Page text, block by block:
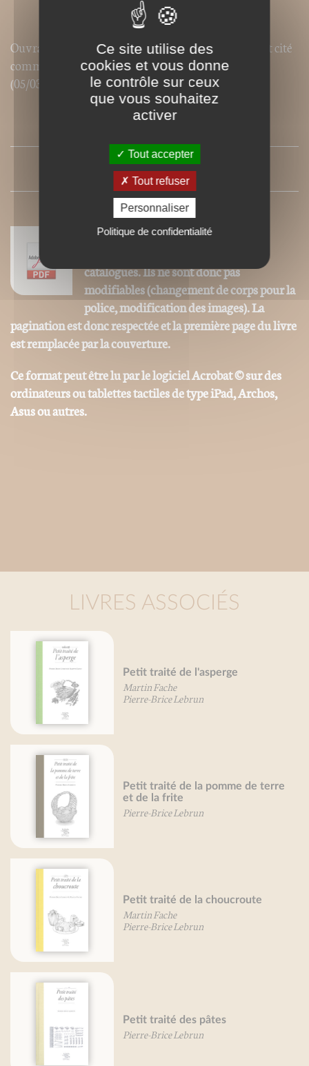
Ouvrage recommandé par Libération(01/09/2011) et cité
comme référence dans le Journal du dimanche
(05/03/2017)
PRESSE
Nos ebooks sont des versions PDF
catalogues. Ils ne sont donc pas
modifiables (changement de corps pour la
police, modification des images). La
pagination est donc respectée et la première page du livre
est remplacée par la couverture.
Ce format peut être lu par le logiciel Acrobat © sur des
ordinateurs ou tablettes tactiles de type iPad, Archos,
Asus ou autres.
LIVRES ASSOCIÉS
Petit traité de l'asperge
Martin Fache
Pierre-Brice Lebrun
Petit traité de la pomme de terre
et de la frite
Pierre-Brice Lebrun
Petit traité de la choucroute
Martin Fache
Pierre-Brice Lebrun
Petit traité des pâtes
Pierre-Brice Lebrun
Ce site utilise des
cookies et vous donne
le contrôle sur ceux
que vous souhaitez
activer
Tout accepter
Tout refuser
Personnaliser
Politique de confidentialité